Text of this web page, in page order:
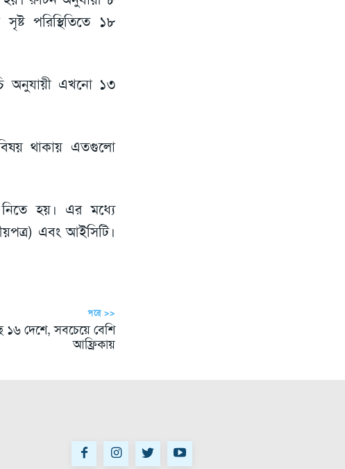
পরিস্থিতিতে ১৮
অনুযায়ী এখনো ১৩
বিষয় থাকায় এতগুলো
নিতে হয়। এর মধ্যে
এবং আইসিটি।
পরে >>
১৬ দেশে, সবচেয়ে বেশি
আফ্রিকায়